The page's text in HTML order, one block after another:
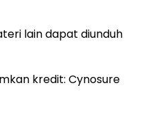
lain dapat diunduh
kredit: Cynosure